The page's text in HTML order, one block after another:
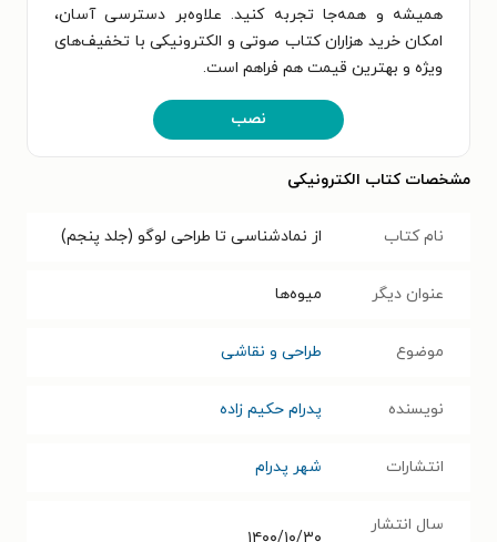
همیشه و همه‌جا تجربه کنید. علاوه‌بر دسترسی آسان،
امکان خرید هزاران کتاب صوتی و الکترونیکی با تخفیف‌های
ویژه و بهترین قیمت هم فراهم است.
نصب
مشخصات کتاب الکترونیکی
نام کتاب از نمادشناسی تا طراحی لوگو (جلد پنجم)
عنوان دیگر میوه‌ها
موضوع طراحی و نقاشی
نویسنده پدرام حکیم زاده
انتشارات شهر پدرام
سال انتشار